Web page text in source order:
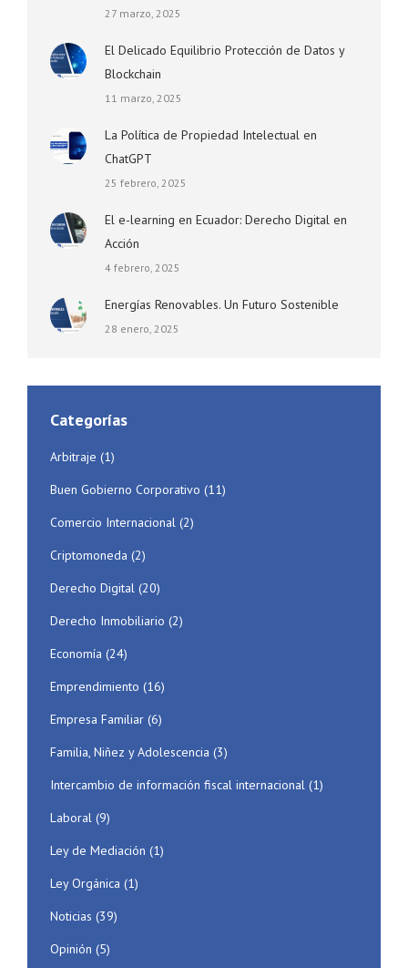
27 marzo, 2025
El Delicado Equilibrio Protección de Datos y
Blockchain
11 marzo, 2025
La Política de Propiedad Intelectual en
ChatGPT
25 febrero, 2025
El e-learning en Ecuador: Derecho Digital en
Acción
4 febrero, 2025
Energías Renovables. Un Futuro Sostenible
28 enero, 2025
Categorías
Arbitraje (1)
Buen Gobierno Corporativo (11)
Comercio Internacional (2)
Criptomoneda (2)
Derecho Digital (20)
Derecho Inmobiliario (2)
Economía (24)
Emprendimiento (16)
Empresa Familiar (6)
Familia, Niñez y Adolescencia (3)
Intercambio de información fiscal internacional (1)
Laboral (9)
Ley de Mediación (1)
Ley Orgánica (1)
Noticias (39)
Opinión (5)